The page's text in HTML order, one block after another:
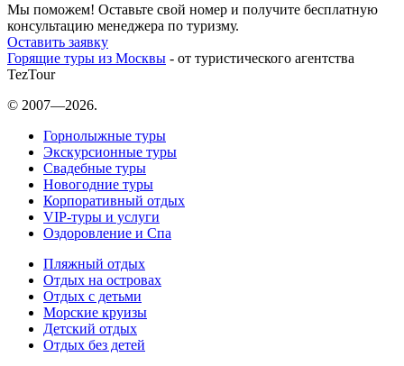
Мы поможем! Оставьте свой номер и получите бесплатную
консультацию менеджера по туризму.
Оставить заявку
Горящие туры из Москвы - от туристического агентства
TezTour
© 2007—2026.
Горнолыжные туры
Экскурсионные туры
Свадебные туры
Новогодние туры
Корпоративный отдых
VIP-туры и услуги
Оздоровление и Спа
Пляжный отдых
Отдых на островах
Отдых с детьми
Морские круизы
Детский отдых
Отдых без детей